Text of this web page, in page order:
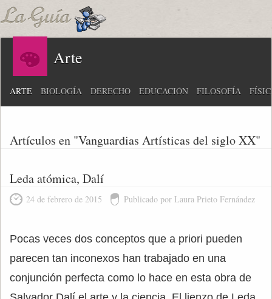
Arte
ARTE BIOLOGÍA DERECHO EDUCACIÓN FILOSOFÍA
Artículos en "Vanguardias Artísticas del siglo XX"
Leda atómica, Dalí
24 de febrero de 2015 Publicado por Laura Prieto Fernández
Pocas veces dos conceptos que a priori pueden
parecen tan inconexos han trabajado en una
conjunción perfecta como lo hace en esta obra de